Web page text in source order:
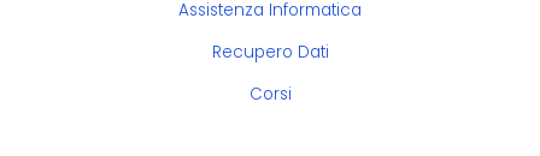
Assistenza Informatica
Recupero Dati
Corsi